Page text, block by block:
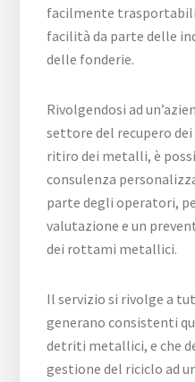
facilmente
facilità da parte delle
delle fonderie.
Rivolgendosi ad
settore del recupero
ritiro dei metalli, è
consulenza
parte degli operatori,
valutazione e un
dei rottami metallici.
Il servizio si rivolge a
generano consistenti
detriti metallici, e che
gestione del riciclo ad